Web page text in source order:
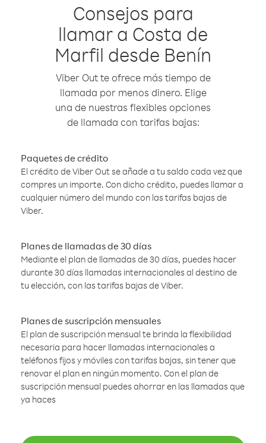
Consejos para
llamar a Costa de
Marfil desde Benín
Viber Out te ofrece más tiempo de
llamada por menos dinero. Elige
una de nuestras flexibles opciones
de llamada con tarifas bajas:
Paquetes de crédito
El crédito de Viber Out se añade a tu saldo cada vez que
compres un importe. Con dicho crédito, puedes llamar a
cualquier número del mundo con las tarifas bajas de
Viber.
Planes de llamadas de 30 días
Mediante el plan de llamadas de 30 días, puedes hacer
durante 30 días llamadas internacionales al destino de
tu elección, con las tarifas bajas de Viber.
Planes de suscripción mensuales
El plan de suscripción mensual te brinda la flexibilidad
necesaria para hacer llamadas internacionales a
teléfonos fijos y móviles con tarifas bajas, sin tener que
renovar el plan en ningún momento. Con el plan de
suscripción mensual puedes ahorrar en las llamadas que
ya haces